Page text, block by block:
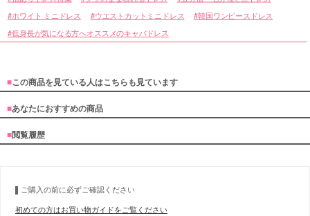
ホワイト ミニドレス ウエストカットミニドレス 韓国ワンピースドレス
低身長が気になる方へオススメのキャバドレス
■この商品を見ている人はこちらも見ています
■あなたにおすすめの商品
■閲覧履歴
ご購入の前に必ずご確認ください
初めての方はお買い物ガイドをご覧ください